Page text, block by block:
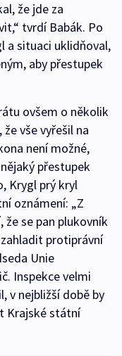
že jde za
tvrdí Babák. Po
a situaci uklidňoval,
aby přestupek
ovšem o několik
vše vyřešil na
není možné,
přestupek
Krygl prý kryl
oznámení: „Z
že se pan plukovník
protiprávní
Unie
Inspekce velmi
v nejbližší době by
Krajské státní